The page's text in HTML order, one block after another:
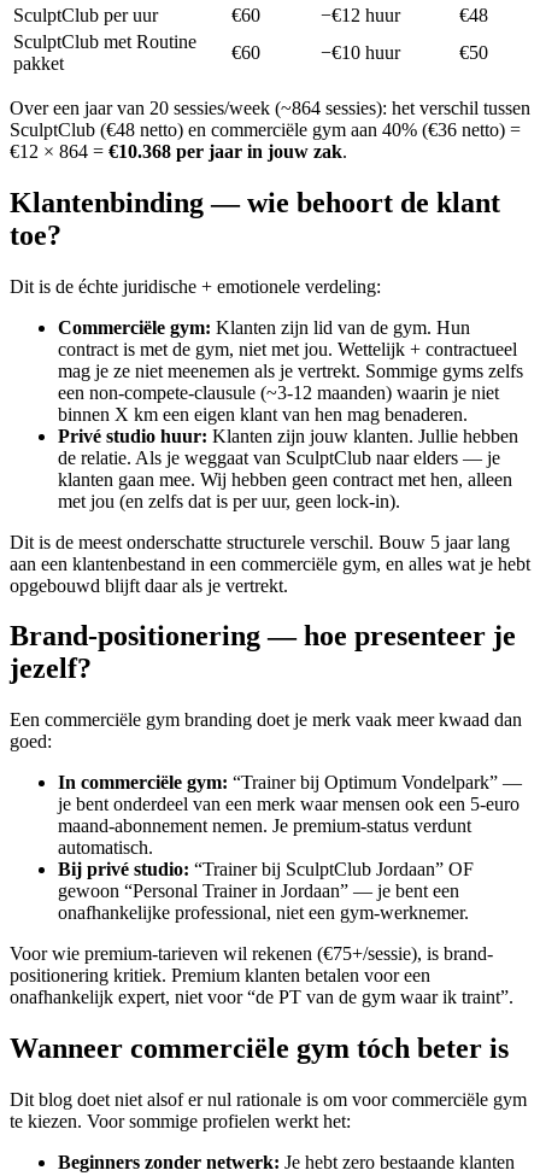
SculptClub per uur
€60 −€12 huur
€48
SculptClub met Routine
pakket
€60 −€10 huur €50
Over een jaar van 20 sessies/week (~864 sessies): het verschil tussen
SculptClub (€48 netto) en commerciële gym aan 40% (€36 netto) =
€12 × 864 = €10.368 per jaar in jouw zak.
Klantenbinding — wie behoort de klant
toe?
Dit is de échte juridische + emotionele verdeling:
Commerciële gym: Klanten zijn lid van de gym. Hun
contract is met de gym, niet met jou. Wettelijk + contractueel
mag je ze niet meenemen als je vertrekt. Sommige gyms zelfs
een non-compete-clausule (~3-12 maanden) waarin je niet
binnen X km een eigen klant van hen mag benaderen.
Privé studio huur: Klanten zijn jouw klanten. Jullie hebben
de relatie. Als je weggaat van SculptClub naar elders — je
klanten gaan mee. Wij hebben geen contract met hen, alleen
met jou (en zelfs dat is per uur, geen lock-in).
Dit is de meest onderschatte structurele verschil. Bouw 5 jaar lang
aan een klantenbestand in een commerciële gym, en alles wat je hebt
opgebouwd blijft daar als je vertrekt.
Brand-positionering — hoe presenteer je
jezelf?
Een commerciële gym branding doet je merk vaak meer kwaad dan
goed:
In commerciële gym: “Trainer bij Optimum Vondelpark” —
je bent onderdeel van een merk waar mensen ook een 5-euro
maand-abonnement nemen. Je premium-status verdunt
automatisch.
Bij privé studio: “Trainer bij SculptClub Jordaan” OF
gewoon “Personal Trainer in Jordaan” — je bent een
onafhankelijke professional, niet een gym-werknemer.
Voor wie premium-tarieven wil rekenen (€75+/sessie), is brand-
positionering kritiek. Premium klanten betalen voor een
onafhankelijk expert, niet voor “de PT van de gym waar ik traint”.
Wanneer commerciële gym tóch beter is
Dit blog doet niet alsof er nul rationale is om voor commerciële gym
te kiezen. Voor sommige profielen werkt het:
Beginners zonder netwerk: Je hebt zero bestaande klanten